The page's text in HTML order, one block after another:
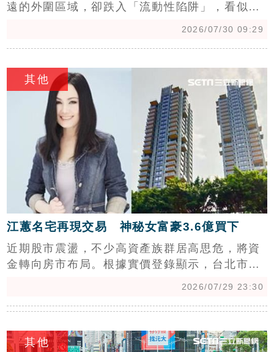
遠的外圍區域，卻跌入「流動性陷阱」，看似便
每週至少看50間房，「買房一定要思考誰來跟你
租？誰來跟你買？」陳冠允掌握流通性，從中古
屋換到預售屋、再買店面，手握1店3宅，房產市
值累積至9千萬元。
2026/07/30 09:29
其他
江蕙名宅再現交易 神秘女富豪3.6億買下
近期股市震盪，不少高資產族群居高思危，將資
金轉向房市布局。根據實價登錄顯示，台北市頂
4.3億元。台灣房屋趨勢中心執行長張旭嵐分析，
定性更受青睞，富豪棄股入房趨勢顯著，顯示頂
2026/07/29 23:30
其他